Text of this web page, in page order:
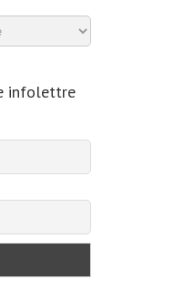
infolettre